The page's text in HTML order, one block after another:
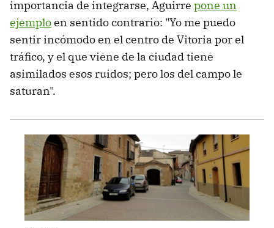
importancia de integrarse, Aguirre pone un
ejemploen sentido contrario: "Yo me puedo
sentir incómodo en el centro de Vitoria por el
tráfico, y el que viene de la ciudad tiene
asimilados esos ruidos; pero los del campo le
saturan".